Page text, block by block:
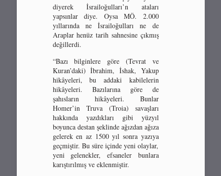
diyerek İsrailoğulları’n ataları
yapsınlar diye. Oysa MÖ. 2.000
yıllarında ne İsrailoğulları ne de
Araplar henüz tarih sahnesine çıkmış
değillerdi.
“Bazı bilginlere göre (Tevrat ve
Kuran’daki) İbrahim, İshak, Yakup
hikâyeleri, bu addaki kabilelerin
hikâyeleri. Bazılarına göre de
şahısların hikâyeleri. Bunlar
Homer’in Truva (Troia) savaşları
hakkında yazdıkları gibi yüzyıl
boyunca destan şeklinde ağızdan ağıza
gelerek en az 1500 yıl sonra yazıya
geçmiştir. Bu süre içinde yeni olaylar,
yeni gelenekler, efsaneler bunlara
karıştırılmış ve eklenmiştir.